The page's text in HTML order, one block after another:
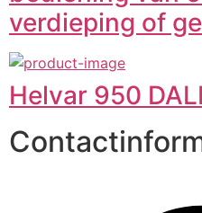
verdieping of
Helvar 950